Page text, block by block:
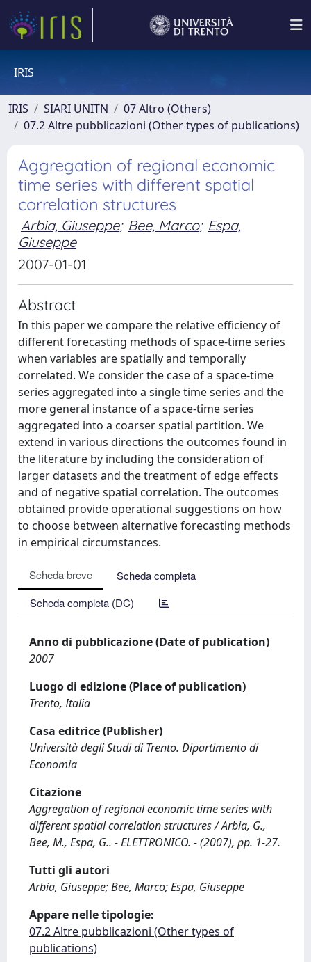
IRIS
IRIS SIARI UNITN
07 Altro (Others)
07.2 Altre pubblicazioni (Other types of publications)
Aggregation of regional economic
time series with different spatial
correlation structures
Arbia, Giuseppe; Bee, Marco; Espa,
Giuseppe
2007-01-01
Abstract
In this paper we compare the relative efficiency of
different forecasting methods of space-time series
when variables are spatially and temporally
correlated. We consider the case of a space-time
series aggregated into a single time series and the
more general instance of a space-time series
aggregated into a coarser spatial partition. We
extend in various directions the outcomes found in
the literature by including the consideration of
larger datasets and the treatment of edge effects
and of negative spatial correlation. The outcomes
obtained provide operational suggestions on how
to choose between alternative forecasting methods
in empirical circumstances.
Scheda breve
Scheda completa
Scheda completa (DC)
Anno di pubblicazione (Date of publication)
2007
Luogo di edizione (Place of publication)
Trento, Italia
Casa editrice (Publisher)
Università degli Studi di Trento. Dipartimento di
Economia
Citazione
Aggregation of regional economic time series with
different spatial correlation structures / Arbia, G.,
Bee, M., Espa, G.. - ELETTRONICO. - (2007), pp. 1-27.
Tutti gli autori
Arbia, Giuseppe; Bee, Marco; Espa, Giuseppe
Appare nelle tipologie:
07.2 Altre pubblicazioni (Other types of
publications)